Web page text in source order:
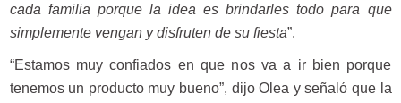
cada familia porque la idea es brindarles todo para que
simplemente vengan y disfruten de su fiesta”.
“Estamos muy confiados en que nos va a ir bien porque
tenemos un producto muy bueno”, dijo Olea y señaló que la